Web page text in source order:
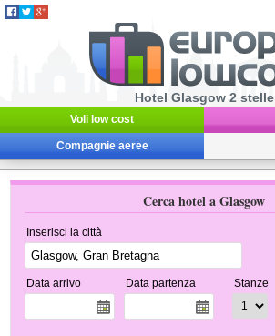
Hotel Glasgow 2 stelle
Voli low cost
Compagnie aeree
Cerca hotel a Glasgow
Inserisci la città
Data arrivo Data partenza Stanze